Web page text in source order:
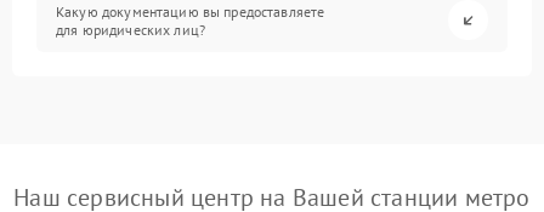
Какую документацию вы предоставляете
для юридических лиц?
Наш сервисный центр на Вашей станции метро